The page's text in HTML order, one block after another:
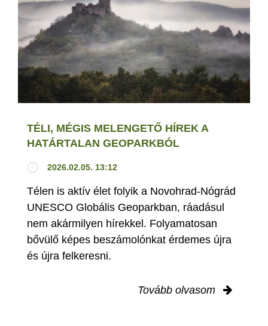
TÉLI, MÉGIS MELENGETŐ HÍREK A
HATÁRTALAN GEOPARKBÓL
2026.02.05. 13:12
Télen is aktív élet folyik a Novohrad-Nógrád
UNESCO Globális Geoparkban, ráadásul
nem akármilyen hírekkel. Folyamatosan
bővülő képes beszámolónkat érdemes újra
és újra felkeresni.
Tovább olvasom